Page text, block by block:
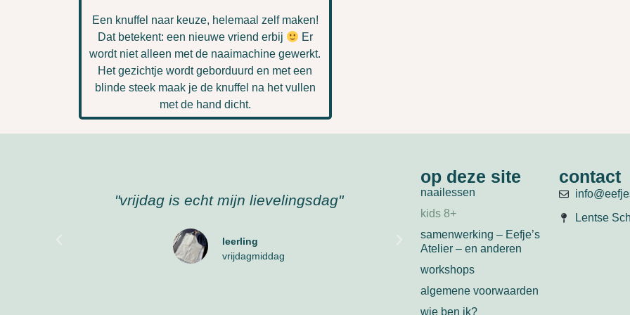
Een knuffel naar keuze, helemaal zelf maken!
Dat betekent: een nieuwe vriend erbij
Er
wordt niet alleen met de naaimachine gewerkt.
Het gezichtje wordt geborduurd en met een
blinde steek maak je de knuffel na het vullen
met de hand dicht.
"ik fiets anders wel even naar huis om te
cursist
"ik kan morgen ook nog
naar school"
op deze site
naailessen
kids 8+
samenwerking – Eefje’s
Atelier – en anderen
workshops
algemene voorwaarden
wie ben ik?
contact
Lentse